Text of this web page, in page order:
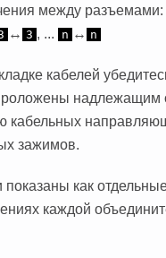
между разъемами:
↔ 3 , ... n ↔ n
кабелей
надлежащим
кабельных
зажимов.
показаны как
каждой